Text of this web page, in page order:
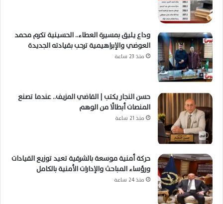
وداع يليق بمسيرة العطاء.. الحسينية تكرم محمد
العوضي والإبراهيمية ترحب بقيادته الجديدة
منذ 23 ساعة
حسن النجار يكتب | القاضي المزيف.. عندما تصنع
المنصات أبطالًا من الوهم
منذ 21 ساعة
حركة أمنية موسعة بالشرقية تعيد توزيع القيادات
ورؤساء المباحث والإدارات الأمنية بالكامل
منذ 24 ساعة